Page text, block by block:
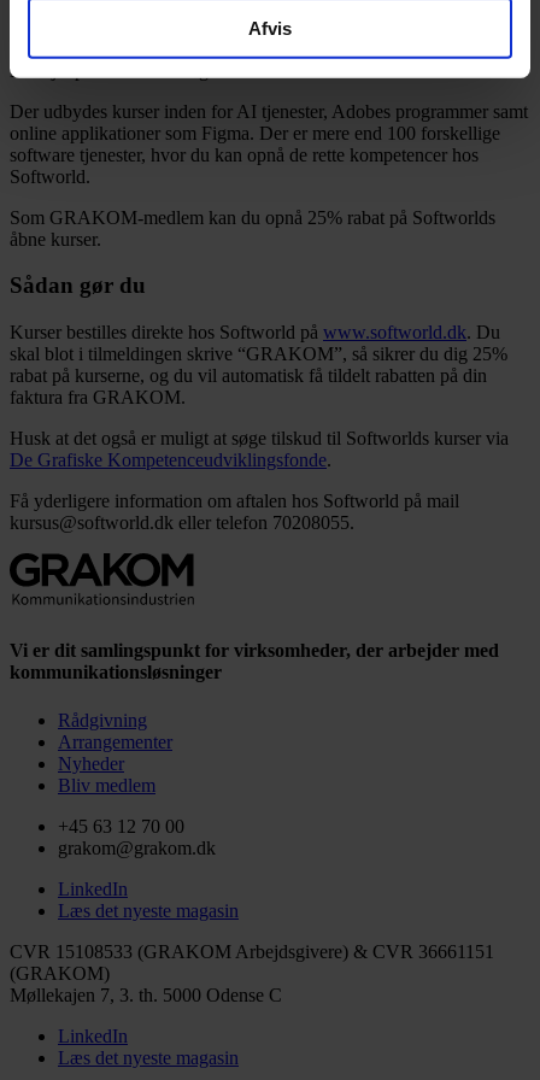
Afvis
arbejdsgiver får adgang til den rette faglighed hos dig og du bevarer
din aktualitet i et hastigt bevægende arbejdsmarked.
Det hjælper Softworld dig med.
Der udbydes kurser inden for AI tjenester, Adobes programmer samt
online applikationer som Figma. Der er mere end 100 forskellige
software tjenester, hvor du kan opnå de rette kompetencer hos
Softworld.
Som GRAKOM-medlem kan du opnå 25% rabat på Softworlds
åbne kurser.
Sådan gør du
Kurser bestilles direkte hos Softworld på www.softworld.dk. Du
skal blot i tilmeldingen skrive “GRAKOM”, så sikrer du dig 25%
rabat på kurserne, og du vil automatisk få tildelt rabatten på din
faktura fra GRAKOM.
Husk at det også er muligt at søge tilskud til Softworlds kurser via
De Grafiske Kompetenceudviklingsfonde.
Få yderligere information om aftalen hos Softworld på mail
kursus@softworld.dk eller telefon 70208055.
Vi er dit samlingspunkt for virksomheder, der arbejder med
kommunikationsløsninger
Rådgivning
Arrangementer
Nyheder
Bliv medlem
+45 63 12 70 00
grakom@grakom.dk
LinkedIn
Læs det nyeste magasin
CVR 15108533 (GRAKOM Arbejdsgivere) & CVR 36661151
(GRAKOM)
Møllekajen 7, 3. th. 5000 Odense C
LinkedIn
Læs det nyeste magasin